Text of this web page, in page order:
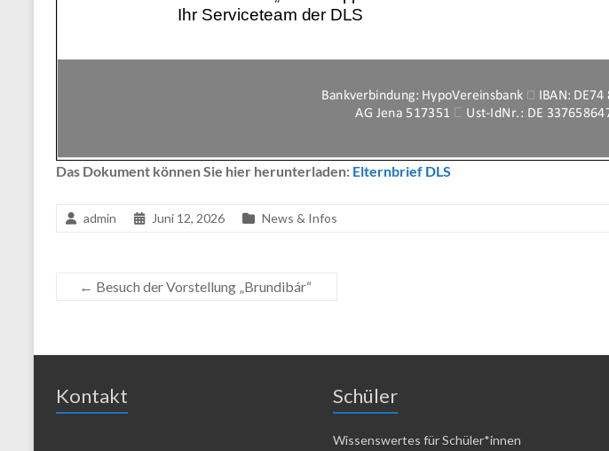
Das Dokument können Sie hier herunterladen: Elternbrief DLS
admin Juni 12, 2026 News & Infos
← Besuch der Vorstellung „Brundibár“
Kontakt Schüler
Wissenswertes für Schüler*innen